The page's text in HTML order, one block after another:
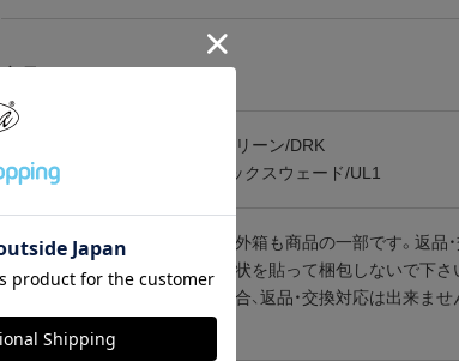
ダークグリーン/DRK
OGブラックスウェード/UL1
その他仕様
注意点等
※靴類は外箱も商品の一部です。返品
直接送り状を貼って梱包しないで下さ
された場合、返品・交換対応は出来ま